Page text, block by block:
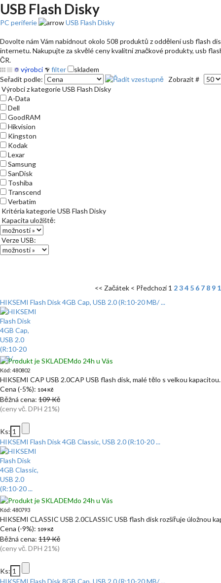
USB Flash Disky
PC periferie USB Flash Disky
Dovolte nám Vám nabídnout okolo 508 produktů z oddělení usb flash
internetu. Nakupujte za skvělé ceny kvalitní značkové produkty, usb
ČR.
výrobci
filter
skladem
Seřadit podle:
Zobrazit #
Výrobci z kategorie USB Flash Disky
A-Data
Dell
GoodRAM
Hikvision
Kingston
Kodak
Lexar
Samsung
SanDisk
Toshiba
Transcend
Verbatim
Kritéria kategorie USB Flash Disky
Kapacita uložiště:
Verze USB:
<< Začátek < Předchozí 1 234 5 6 7 8 9
HIKSEMI Flash Disk 4GB Cap, USB 2.0 (R:10-20 MB/ ...
do 24h u Vás
Kód: 480802
HIKSEMI CAP USB 2.0CAP USB flash disk, malé tělo s velkou
Cena (-5%): 104 Kč
Běžná cena: 109 Kč
(ceny vč. DPH 21%)
Ks:
HIKSEMI Flash Disk 4GB Classic, USB 2.0 (R:10-20 ...
do 24h u Vás
Kód: 480793
HIKSEMI CLASSIC USB 2.0CLASSIC USB flash disk rozšiřuje úložnou
Cena (-9%): 109 Kč
Běžná cena: 119 Kč
(ceny vč. DPH 21%)
Ks:
HIKSEMI Flash Disk 8GB Cap, USB 2.0 (R:10-20 MB/ ...